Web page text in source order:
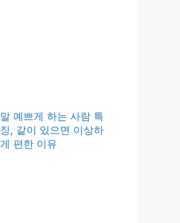
말 예쁘게 하는 사람 특
징, 같이 있으면 이상하
게 편한 이유